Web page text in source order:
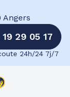
Angers
19 29 05 17
24h/24 7j/7